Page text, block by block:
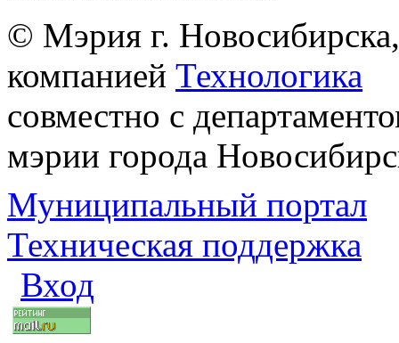
© Мэрия г.
компанией Технологика
совместно с
мэрии города
Муниципальный портал
Техническая поддержка
Вход